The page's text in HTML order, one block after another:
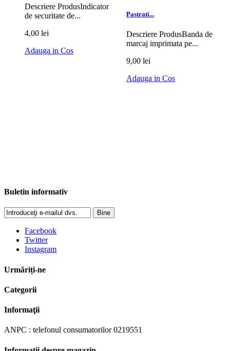
Descriere ProdusIndicator
de securitate de...
4,00 lei
Adauga in Cos
Pastrati...
Descriere ProdusBanda de
marcaj imprimata pe...
9,00 lei
Adauga in Cos
Buletin informativ
Bine
Facebook
Twitter
Instagram
Urmăriți-ne
Categorii
Informaţii
ANPC : telefonul consumatorilor 0219551